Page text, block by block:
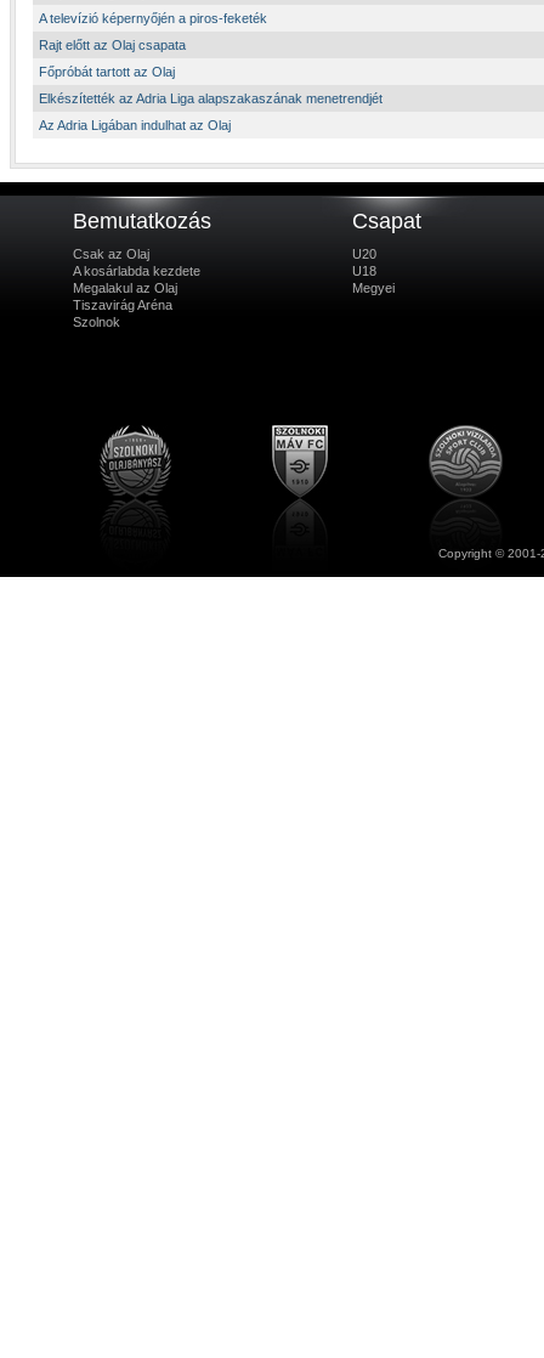
A televízió képernyőjén a piros-feketék
Rajt előtt az Olaj csapata
Főpróbát tartott az Olaj
Elkészítették az Adria Liga alapszakaszának menetrendjét
Az Adria Ligában indulhat az Olaj
Bemutatkozás
Csak az Olaj
A kosárlabda kezdete
Megalakul az Olaj
Tiszavirág Aréna
Szolnok
Csapat
U20
U18
Megyei
Copyright ©